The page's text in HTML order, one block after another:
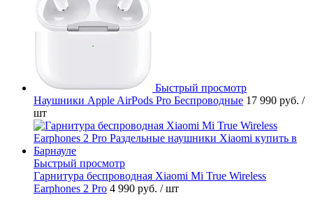
Быстрый просмотр
Наушники Apple AirPods Pro Беспроводные 17 990 руб. /
шт
Быстрый просмотр
Гарнитура беспроводная Xiaomi Mi True Wireless
Earphones 2 Pro 4 990 руб. / шт